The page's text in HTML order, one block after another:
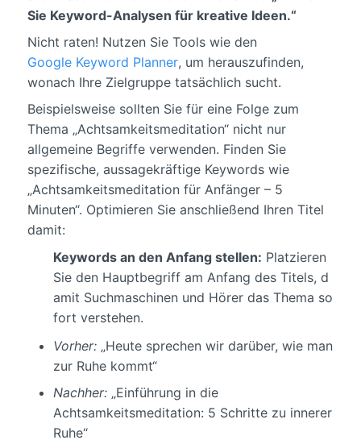
Sie Keyword-Analysen für kreative Ideen.“
Nicht raten! Nutzen Sie Tools wie den
Google Keyword Planner, um herauszufinden,
wonach Ihre Zielgruppe tatsächlich sucht.
Beispielsweise sollten Sie für eine Folge zum
Thema „Achtsamkeitsmeditation“ nicht nur
allgemeine Begriffe verwenden. Finden Sie
spezifische, aussagekräftige Keywords wie
„Achtsamkeitsmeditation für Anfänger – 5
Minuten“. Optimieren Sie anschließend Ihren Titel
damit:
Keywords an den Anfang stellen: Platzieren
Sie den Hauptbegriff am Anfang des Titels, d
amit Suchmaschinen und Hörer das Thema so
fort verstehen.
Vorher:„Heute sprechen wir darüber, wie man
zur Ruhe kommt“
Nachher:„Einführung in die
Achtsamkeitsmeditation: 5 Schritte zu innerer
Ruhe“